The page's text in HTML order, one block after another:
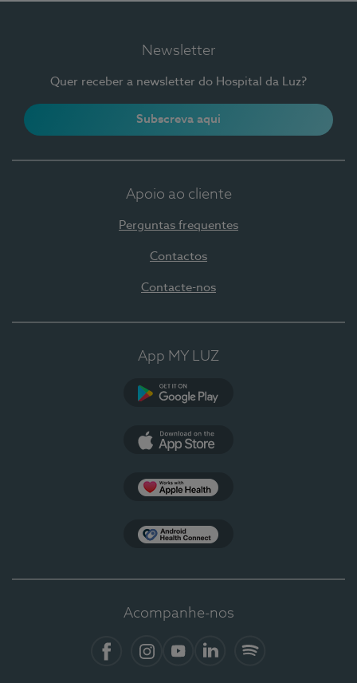
Newsletter
Quer receber a newsletter do Hospital da Luz?
Subscreva aqui
Apoio ao cliente
Perguntas frequentes
Contactos
Contacte-nos
App MY LUZ
Acompanhe-nos